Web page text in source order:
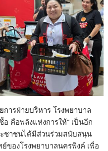
การฝ่ายบริหาร โรงพยาบาล
คือพลังแห่งการให้” เป็นอีก
ชาชนได้มีส่วนร่วมสนับสนุน
ของโรงพยาบาลนครพิงค์ เพื่อ